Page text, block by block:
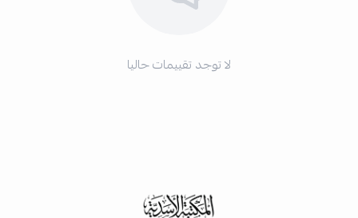
لا توجد تقييمات حاليا